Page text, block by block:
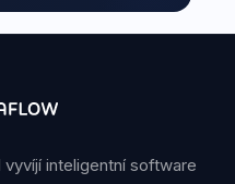
inteligentní software